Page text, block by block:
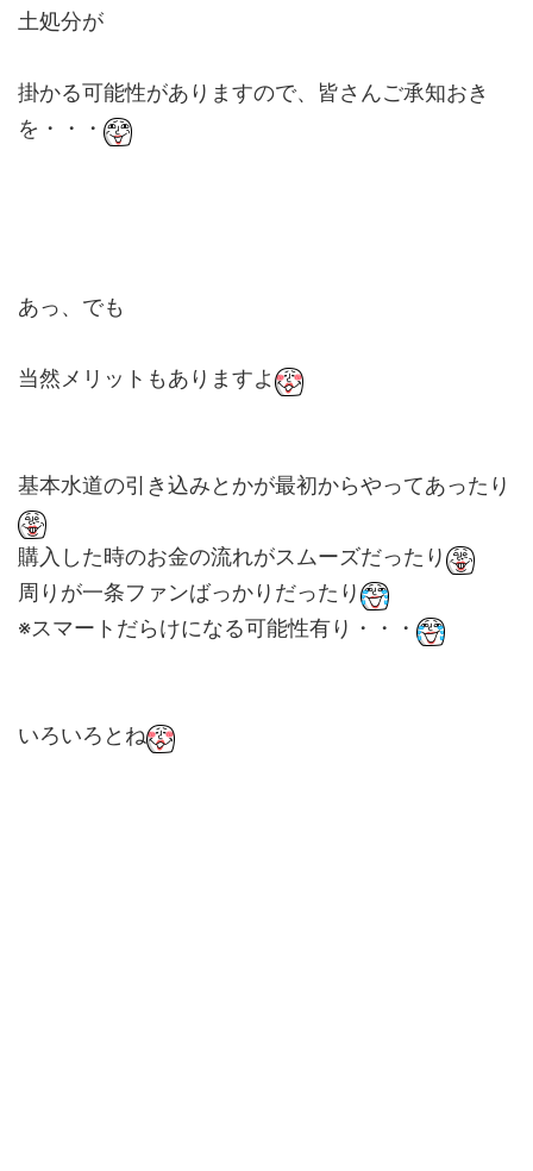
土処分が
掛かる可能性がありますので、皆さんご承知おき
を・・・
あっ、でも
当然メリットもありますよ
基本水道の引き込みとかが最初からやってあったり
購入した時のお金の流れがスムーズだったり
周りが一条ファンばっかりだったり
※スマートだらけになる可能性有り・・・
いろいろとね